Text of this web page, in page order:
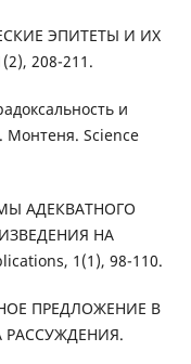
ЭПИТЕТЫ И ИХ
208-211.
и
Монтеня. Science
АДЕКВАТНОГО
НА
1(1), 98-110.
ПРЕДЛОЖЕНИЕ В
РАССУЖДЕНИЯ.